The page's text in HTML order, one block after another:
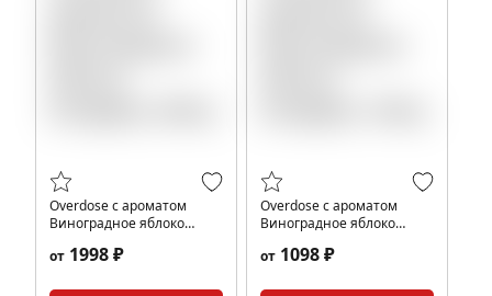
Overdose с ароматом
Виноградное яблоко
от 1998 ₽
Overdose с ароматом
Виноградное яблоко
от 1098 ₽